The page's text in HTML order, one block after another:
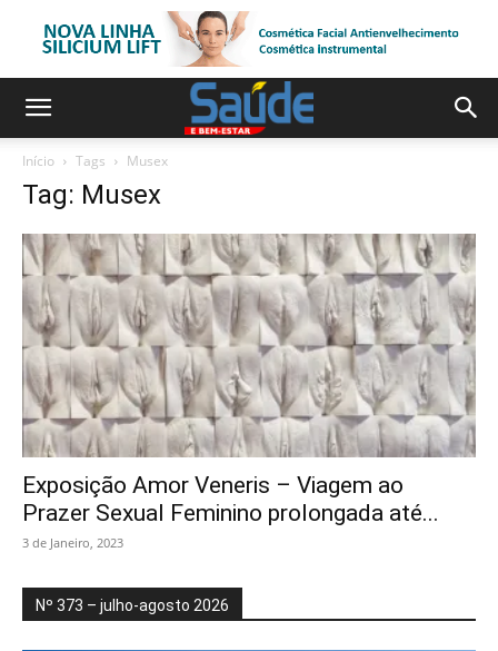
Início Tags Musex
Tag: Musex
Exposição Amor Veneris – Viagem ao
Prazer Sexual Feminino prolongada até...
3 de Janeiro, 2023
Nº 373 – julho-agosto 2026